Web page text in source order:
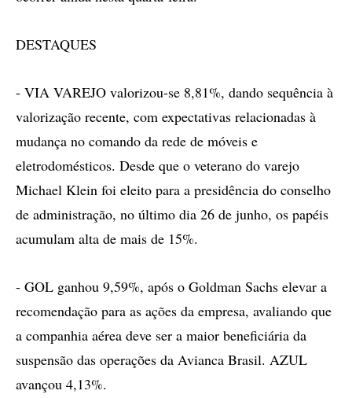
DESTAQUES
- VIA VAREJO valorizou-se 8,81%, dando sequência à
valorização recente, com expectativas relacionadas à
mudança no comando da rede de móveis e
eletrodomésticos. Desde que o veterano do varejo
Michael Klein foi eleito para a presidência do conselho
de administração, no último dia 26 de junho, os papéis
acumulam alta de mais de 15%.
- GOL ganhou 9,59%, após o Goldman Sachs elevar a
recomendação para as ações da empresa, avaliando que
a companhia aérea deve ser a maior beneficiária da
suspensão das operações da Avianca Brasil. AZUL
avançou 4,13%.